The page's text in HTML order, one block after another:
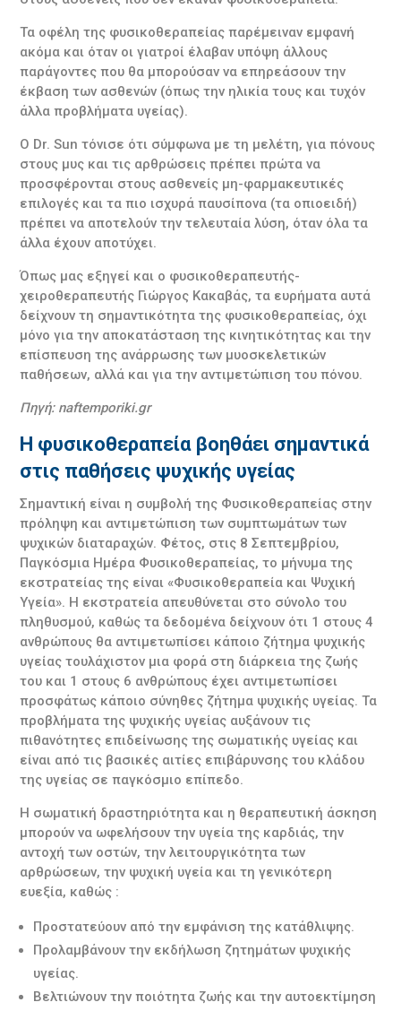
Τα οφέλη της φυσικοθεραπείας παρέμειναν εμφανή
ακόμα και όταν οι γιατροί έλαβαν υπόψη άλλους
παράγοντες που θα μπορούσαν να επηρεάσουν την
έκβαση των ασθενών (όπως την ηλικία τους και τυχόν
άλλα προβλήματα υγείας).
Ο Dr. Sun τόνισε ότι σύμφωνα με τη μελέτη, για πόνους
στους μυς και τις αρθρώσεις πρέπει πρώτα να
προσφέρονται στους ασθενείς μη-φαρμακευτικές
επιλογές και τα πιο ισχυρά παυσίπονα (τα οπιοειδή)
πρέπει να αποτελούν την τελευταία λύση, όταν όλα τα
άλλα έχουν αποτύχει.
Όπως μας εξηγεί και ο φυσικοθεραπευτής-
χειροθεραπευτής Γιώργος Κακαβάς, τα ευρήματα αυτά
δείχνουν τη σημαντικότητα της φυσικοθεραπείας, όχι
μόνο για την αποκατάσταση της κινητικότητας και την
επίσπευση της ανάρρωσης των μυοσκελετικών
παθήσεων, αλλά και για την αντιμετώπιση του πόνου.
Πηγή: naftemporiki.gr
Η φυσικοθεραπεία βοηθάει σημαντικά
στις παθήσεις ψυχικής υγείας
Σημαντική είναι η συμβολή της Φυσικοθεραπείας στην
πρόληψη και αντιμετώπιση των συμπτωμάτων των
ψυχικών διαταραχών. Φέτος, στις 8 Σεπτεμβρίου,
Παγκόσμια Ημέρα Φυσικοθεραπείας, το μήνυμα της
εκστρατείας της είναι «Φυσικοθεραπεία και Ψυχική
Υγεία». Η εκστρατεία απευθύνεται στο σύνολο του
πληθυσμού, καθώς τα δεδομένα δείχνουν ότι 1 στους 4
ανθρώπους θα αντιμετωπίσει κάποιο ζήτημα ψυχικής
υγείας τουλάχιστον μια φορά στη διάρκεια της ζωής
του και 1 στους 6 ανθρώπους έχει αντιμετωπίσει
προσφάτως κάποιο σύνηθες ζήτημα ψυχικής υγείας. Τα
προβλήματα της ψυχικής υγείας αυξάνουν τις
πιθανότητες επιδείνωσης της σωματικής υγείας και
είναι από τις βασικές αιτίες επιβάρυνσης του κλάδου
της υγείας σε παγκόσμιο επίπεδο.
Η σωματική δραστηριότητα και η θεραπευτική άσκηση
μπορούν να ωφελήσουν την υγεία της καρδιάς, την
αντοχή των οστών, την λειτουργικότητα των
αρθρώσεων, την ψυχική υγεία και τη γενικότερη
ευεξία, καθώς :
Προστατεύουν από την εμφάνιση της κατάθλιψης.
Προλαμβάνουν την εκδήλωση ζητημάτων ψυχικής
υγείας.
Βελτιώνουν την ποιότητα ζωής και την αυτοεκτίμηση